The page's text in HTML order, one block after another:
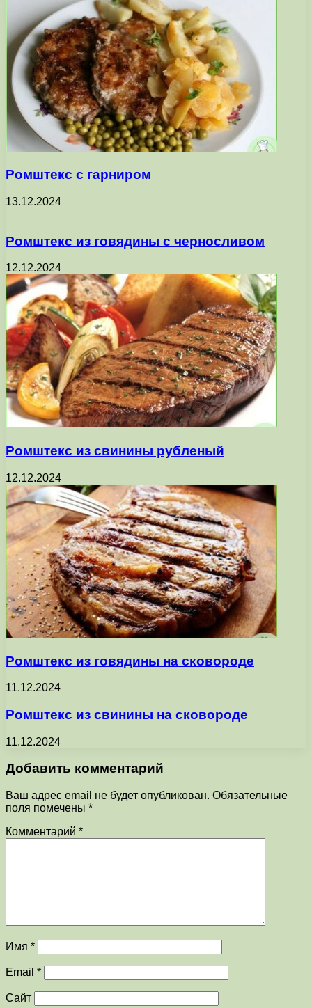
Ромштекс с гарниром
13.12.2024
Ромштекс из говядины с черносливом
12.12.2024
Ромштекс из свинины рубленый
12.12.2024
Ромштекс из говядины на сковороде
11.12.2024
Ромштекс из свинины на сковороде
11.12.2024
Добавить комментарий
Ваш адрес email не будет опубликован. Обязательные
поля помечены *
Комментарий *
Имя *
Email *
Сайт